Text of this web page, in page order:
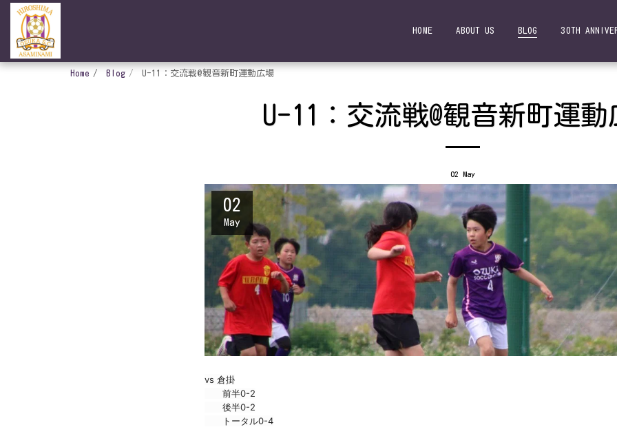
HOME ABOUT US BLOG 30TH
Home Blog U-11：交流戦@観音新町運動広場
U-11：交流戦@観音新町運動
02 May
02
May
vs 倉掛
前半0-2
後半0-2
トータル0-4